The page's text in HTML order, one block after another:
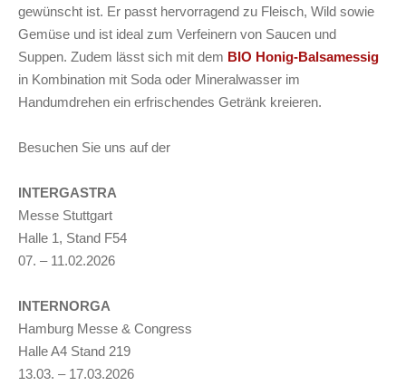
gewünscht ist. Er passt hervorragend zu Fleisch, Wild sowie
Gemüse und ist ideal zum Verfeinern von Saucen und
Suppen. Zudem lässt sich mit dem BIO Honig-Balsamessig
in Kombination mit Soda oder Mineralwasser im
Handumdrehen ein erfrischendes Getränk kreieren.
Besuchen Sie uns auf der
INTERGASTRA
Messe Stuttgart
Halle 1, Stand F54
07. – 11.02.2026
INTERNORGA
Hamburg Messe & Congress
Halle A4 Stand 219
13.03. – 17.03.2026